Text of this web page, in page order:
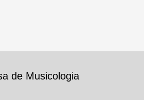
de Musicologia